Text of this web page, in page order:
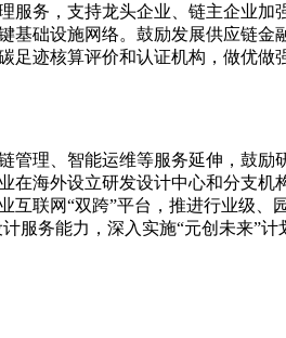
服务，支持龙头企业、链主企业加
基础设施网络。鼓励发展供应链金
足迹核算评价和认证机构，做优做
理、智能运维等服务延伸，鼓励
在海外设立研发设计中心和分支机
联网“双跨”平台，推进行业级、
服务能力，深入实施“元创未来”计